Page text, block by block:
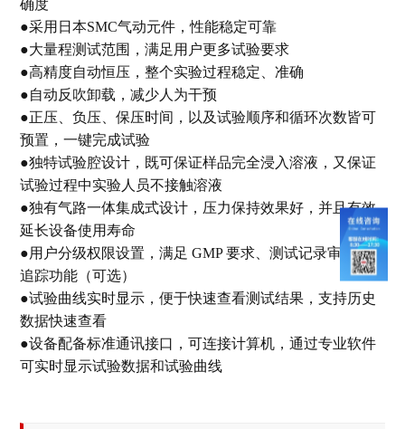
确度
●采用日本SMC气动元件，性能稳定可靠
●大量程测试范围，满足用户更多试验要求
●高精度自动恒压，整个实验过程稳定、准确
●自动反吹卸载，减少人为干预
●正压、负压、保压时间，以及试验顺序和循环次数皆可
预置，一键完成试验
●独特试验腔设计，既可保证样品完全浸入溶液，又保证
试验过程中实验人员不接触溶液
●独有气路一体集成式设计，压力保持效果好，并且有效
延长设备使用寿命
●用户分级权限设置，满足 GMP 要求、测试记录审计、
追踪功能（可选）
●试验曲线实时显示，便于快速查看测试结果，支持历史
数据快速查看
●设备配备标准通讯接口，可连接计算机，通过专业软件
可实时显示试验数据和试验曲线